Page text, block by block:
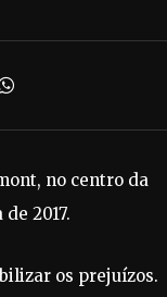
no centro da
2017.
os prejuízos.